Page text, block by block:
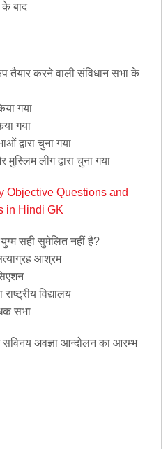
के बाद
तैयार करने वाली संविधान सभा के
गया
गया
द्वारा चुना गया
लीग द्वारा चुना गया
Objective Questions and
in Hindi GK
सही सुमेलित नहीं है?
आश्रम
विद्यालय
सभा
सविनय अवज्ञा आन्दोलन का आरम्भ